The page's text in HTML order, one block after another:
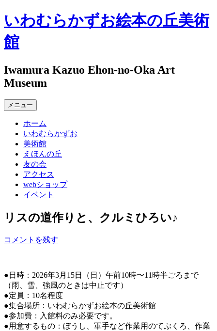
コ
ン
テ
ン
へ
ス
キ
プ
いわむらかずお絵本の丘美術
館
Iwamura Kazuo Ehon-no-Oka Art
Museum
メニュー
ホーム
いわむらかずお
美術館
えほんの丘
友の会
アクセス
webショップ
イベント
リスの道作りと、クルミひろい♪
コメントを残す
●日時：2026年3月15日（日）午前10時〜11時半ごろまで
（雨、雪、強風のときは中止です）
●定員：10名程度
●集合場所：いわむらかずお絵本の丘美術館
●参加費：入館料のみ必要です。
●用意するもの：ぼうし、軍手など作業用のてぶくろ、作業